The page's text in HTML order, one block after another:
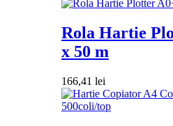
Rola Hartie
x 50 m
166,41 lei